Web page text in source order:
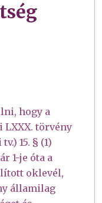
hogy a
LXXX. törvény
15. § (1)
1-je óta a
oklevél,
államilag